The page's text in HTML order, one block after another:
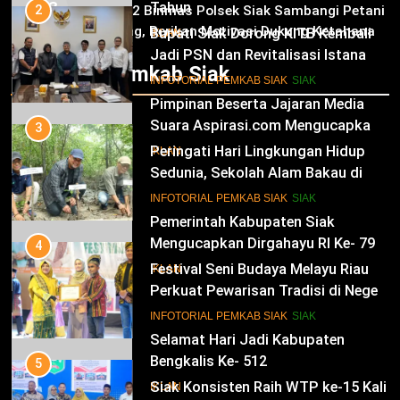
Tahun
IKLAN
12
Pimpinan Beserta Jajaran Media
Suara Aspirasi.com Mengucapkan
Selamat HUT RI Ke-79
IKLAN
13
Pemerintah Kabupaten Siak
Mengucapkan Dirgahayu RI Ke- 79
IKLAN
14
Selamat Hari Jadi Kabupaten
Bengkalis Ke- 512
IKLAN
03
Panit 2 Binmas Polsek Siak Sambangi Petani
Jagung, Berikan Motivasi Dukung Ketahanan
Pangan Nasional
Infotorial Pemkab Siak
2
Bupati Siak Dorong KITB Kembali
Jadi PSN dan Revitalisasi Istana
Kesultanan Siak
INFOTORIAL PEMKAB SIAK SIAK
3
Peringati Hari Lingkungan Hidup
Sedunia, Sekolah Alam Bakau di
Siak Cetak Generasi Penjaga
Pesisir
INFOTORIAL PEMKAB SIAK SIAK
4
Festival Seni Budaya Melayu Riau
Perkuat Pewarisan Tradisi di Negeri
Istana
INFOTORIAL PEMKAB SIAK SIAK
5
Siak Konsisten Raih WTP ke-15 Kali